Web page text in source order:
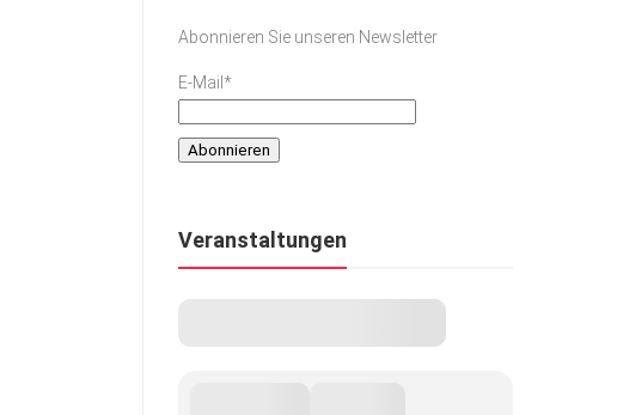
Abonnieren Sie unseren Newsletter
E-Mail*
Veranstaltungen